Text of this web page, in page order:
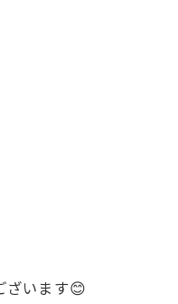
ざいます😊